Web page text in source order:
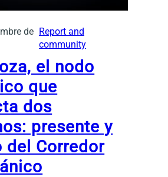
de Report and
community
el nodo
que
dos
presente y
del Corredor